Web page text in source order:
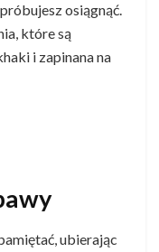
osiągnąć.
które są
i zapinana na
ubierając